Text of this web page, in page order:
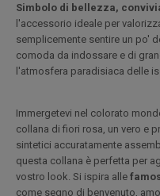
Simbolo di bellezza,
l'accessorio ideale per
semplicemente sentire un po'
comoda da indossare e di
l'atmosfera paradisiaca delle
Immergetevi nel colorato
collana di fiori rosa, un vero e
sintetici accuratamente
questa collana è perfetta per
vostro look. Si ispira alle
come segno di benvenuto,